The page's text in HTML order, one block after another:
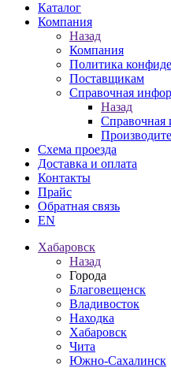
Каталог
Компания
Назад
Компания
Политика
Поставщикам
Справочная
Назад
Справочная
Схема проезда
Доставка и оплата
Контакты
Прайс
Обратная связь
EN
Хабаровск
Назад
Города
Благовещенск
Владивосток
Находка
Хабаровск
Чита
Южно-Сахалинск